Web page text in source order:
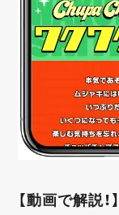
【動画で解説